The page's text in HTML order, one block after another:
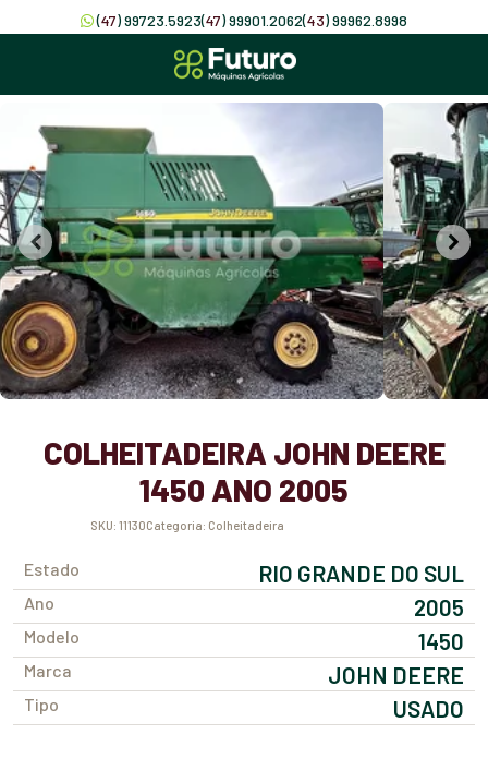
(47) 99723.5923(47) 99901.2062(43) 99962.8998
COLHEITADEIRA JOHN DEERE
1450 ANO 2005
SKU: 11130 Categoria: Colheitadeira
Estado RIO GRANDE DO SUL
Ano 2005
Modelo 1450
Marca JOHN DEERE
Tipo USADO